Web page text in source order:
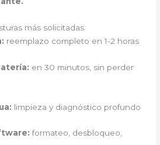
más solicitadas:
reemplazo completo en 1-2 horas
en 30 minutos, sin perder
limpieza y diagnóstico profundo
formateo, desbloqueo,